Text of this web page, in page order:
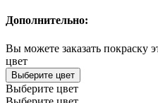
Дополнительно:
Вы можете заказать покраску
цвет
Выберите цвет
Выберите цвет